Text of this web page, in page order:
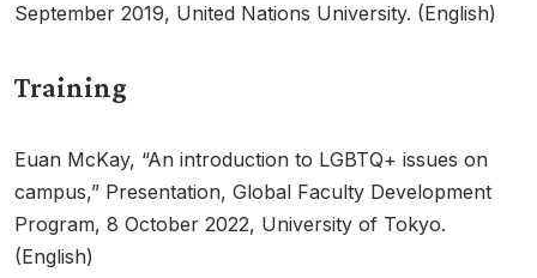
September 2019, United Nations University. (English)
Training
Euan McKay, “An introduction to LGBTQ+ issues on
campus,” Presentation, Global Faculty Development
Program, 8 October 2022, University of Tokyo.
(English)